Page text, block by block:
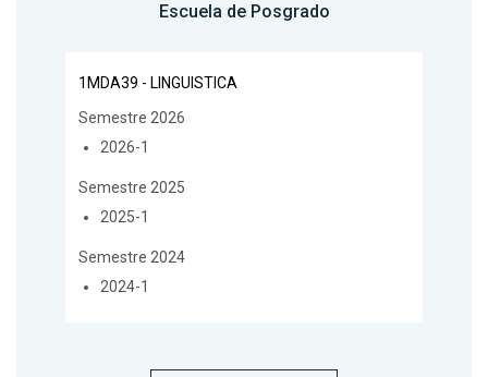
Escuela de Posgrado
1MDA39 - LINGUISTICA
Semestre 2026
2026-1
Semestre 2025
2025-1
Semestre 2024
2024-1